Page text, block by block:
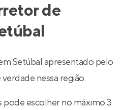
de
Setúbal apresentado pelo
nessa região.
escolher no máximo 3